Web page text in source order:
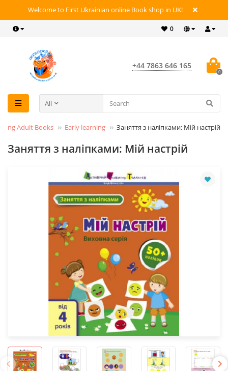
Welcome to First Ukrainian online Book shop in UK!
0
+44 7863 646 165
0
All
Adult Books Early learning Заняття з наліпками: Мій настрій
Заняття з наліпками: Мій настрій